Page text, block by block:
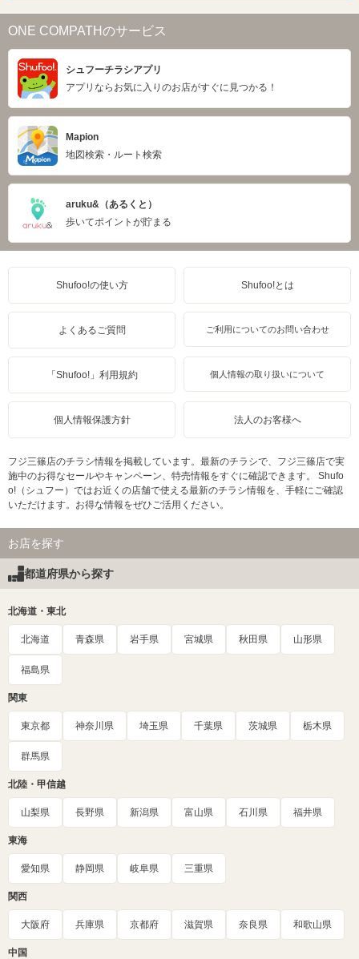
ONE COMPATHのサービス
シュフーチラシアプリ
アプリならお気に入りのお店がすぐに見つかる！
Mapion
地図検索・ルート検索
aruku&（あるくと）
歩いてポイントが貯まる
Shufoo!の使い方 Shufoo!とは
よくあるご質問 ご利用についてのお問い合わせ
「Shufoo!」利用規約 個人情報の取り扱いについて
個人情報保護方針 法人のお客様へ
フジ三篠店のチラシ情報を掲載しています。最新のチラシで、フジ三篠店で実
施中のお得なセールやキャンペーン、特売情報をすぐに確認できます。 Shufo
o!（シュフー）ではお近くの店舗で使える最新のチラシ情報を、手軽にご確認
いただけます。お得な情報をぜひご活用ください。
お店を探す
都道府県から探す
北海道・東北
北海道 青森県 岩手県 宮城県 秋田県 山形県
福島県
関東
東京都 神奈川県 埼玉県 千葉県 茨城県 栃木県
群馬県
北陸・甲信越
山梨県 長野県 新潟県 富山県 石川県 福井県
東海
愛知県 静岡県 岐阜県 三重県
関西
大阪府 兵庫県 京都府 滋賀県 奈良県 和歌山県
中国